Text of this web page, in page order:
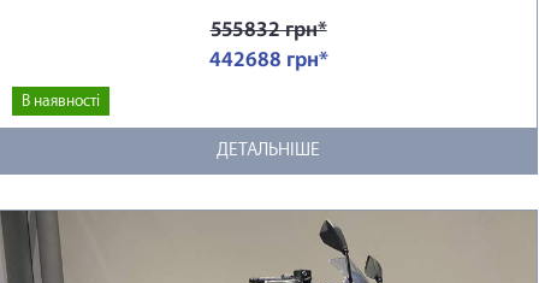
555832 грн*
442688 грн*
В наявності
ДЕТАЛЬНІШЕ